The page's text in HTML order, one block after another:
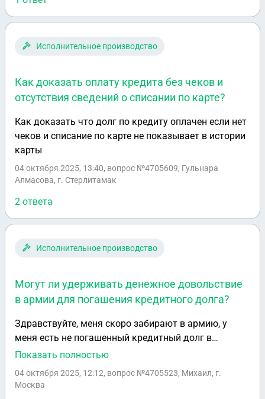
Исполнительное производство
Как доказать оплату кредита без чеков и
отсутствия сведений о списании по карте?
Как доказать что долг по кредиту оплачен если нет
чеков и списание по карте не показывает в истории
карты
04 октября 2025, 13:40, вопрос №4705609, Гульнара
Алмасова, г. Стерлитамак
2 ответа
Исполнительное производство
Могут ли удерживать денежное довольствие
в армии для погашения кредитного долга?
Здравствуйте, меня скоро забирают в армию, у
меня есть не погашенный кредитный долг в
размере 15000₽ (сейчас 24000₽), банк подал
зарплата в виде денежного довольствия, может ли
Показать полностью
04 октября 2025, 12:12, вопрос №4705523, Михаил, г.
Москва